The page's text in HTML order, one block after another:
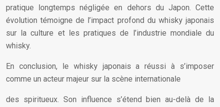
pratique longtemps négligée en dehors du Japon. Cette
évolution témoigne de l’impact profond du whisky japonais
sur la culture et les pratiques de l’industrie mondiale du
whisky.
En conclusion, le whisky japonais a réussi à s’imposer
comme un acteur majeur sur la scène internationale
des spiritueux. Son influence s’étend bien au-delà de la